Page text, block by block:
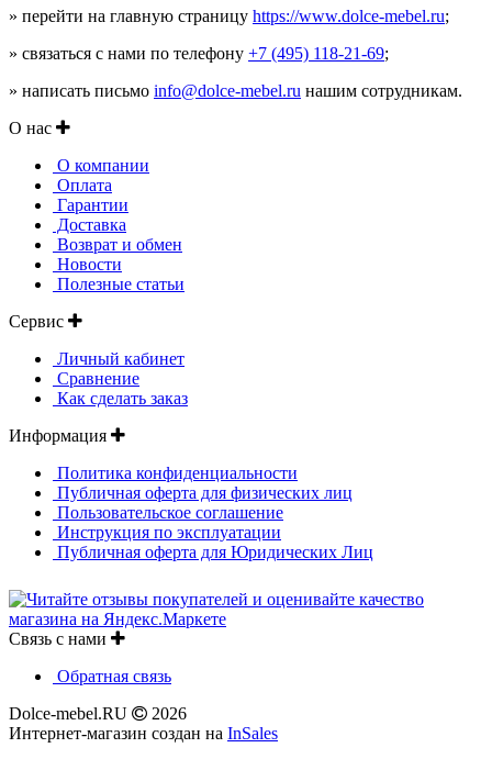
» перейти на главную страницу https://www.dolce-mebel.ru;
» связаться с нами по телефону +7 (495) 118-21-69;
» написать письмо info@dolce-mebel.ru нашим сотрудникам.
О нас
О компании
Оплата
Гарантии
Доставка
Возврат и обмен
Новости
Полезные статьи
Сервис
Личный кабинет
Сравнение
Как сделать заказ
Информация
Политика конфиденциальности
Публичная оферта для физических лиц
Пользовательское соглашение
Инструкция по эксплуатации
Публичная оферта для Юридических Лиц
Связь с нами
Обратная связь
Dolce-mebel.RU
2026
Интернет-магазин создан на InSales